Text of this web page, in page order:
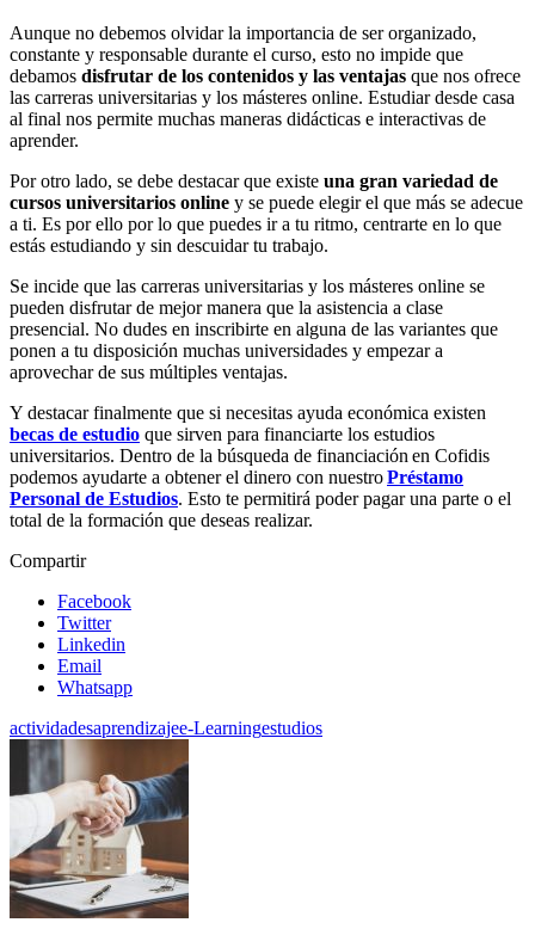
Aunque no debemos olvidar la importancia de ser organizado,
constante y responsable durante el curso, esto no impide que
debamos disfrutar de los contenidos y las ventajas que nos ofrece
las carreras universitarias y los másteres online. Estudiar desde casa
al final nos permite muchas maneras didácticas e interactivas de
aprender.
Por otro lado, se debe destacar que existe una gran variedad de
cursos universitarios online y se puede elegir el que más se adecue
a ti. Es por ello por lo que puedes ir a tu ritmo, centrarte en lo que
estás estudiando y sin descuidar tu trabajo.
Se incide que las carreras universitarias y los másteres online se
pueden disfrutar de mejor manera que la asistencia a clase
presencial. No dudes en inscribirte en alguna de las variantes que
ponen a tu disposición muchas universidades y empezar a
aprovechar de sus múltiples ventajas.
Y destacar finalmente que si necesitas ayuda económica existen
becas de estudio que sirven para financiarte los estudios
universitarios. Dentro de la búsqueda de financiación en Cofidis
podemos ayudarte a obtener el dinero con nuestroPréstamo
Personal de Estudios. Esto te permitirá poder pagar una parte o el
total de la formación que deseas realizar.
Compartir
Facebook
Twitter
Linkedin
Email
Whatsapp
actividadesaprendizajee-Learningestudios